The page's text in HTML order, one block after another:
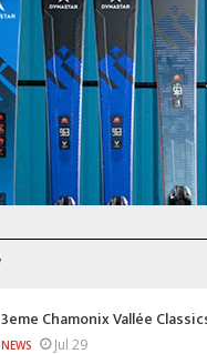
3eme Chamonix Vallée
NEWS Jul 29